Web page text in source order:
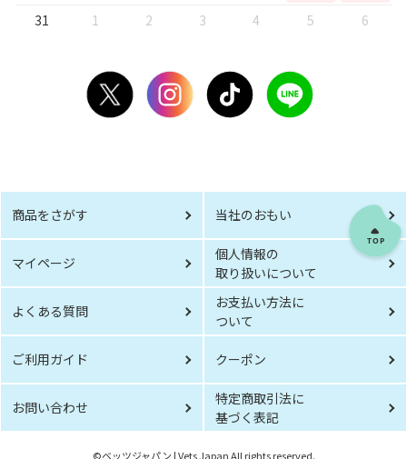
31
1 2 3 4 5 6
商品をさがす 当社のおもい
マイページ
個人情報の
取り扱いについて
よくある質問
お支払い方法に
ついて
ご利用ガイド クーポン
お問い合わせ
特定商取引法に
基づく表記
©︎ベッツジャパン | Vets Japan All rights reserved.